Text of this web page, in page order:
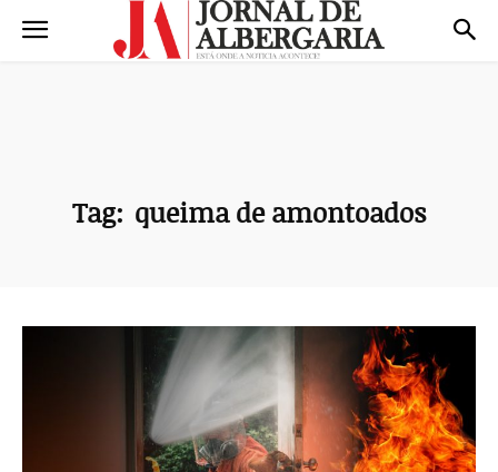
Tag: queima de amontoados